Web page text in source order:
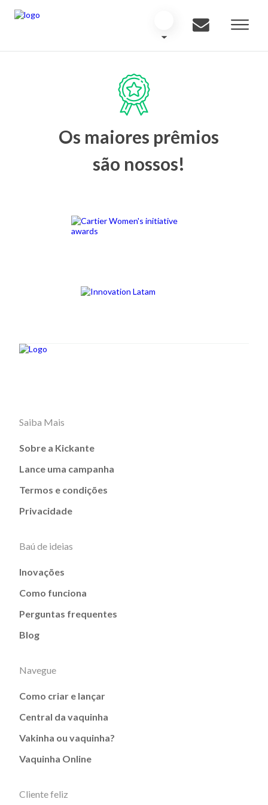
Os maiores prêmios
são nossos!
Saiba Mais
Sobre a Kickante
Lance uma campanha
Termos e condições
Privacidade
Baú de ideias
Inovações
Como funciona
Perguntas frequentes
Blog
Navegue
Como criar e lançar
Central da vaquinha
Vakinha ou vaquinha?
Vaquinha Online
Cliente feliz